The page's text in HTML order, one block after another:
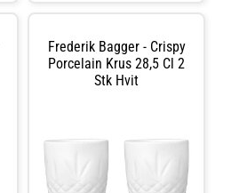
Frederik Bagger - Crispy
Porcelain Krus 28,5 Cl 2
Stk Hvit